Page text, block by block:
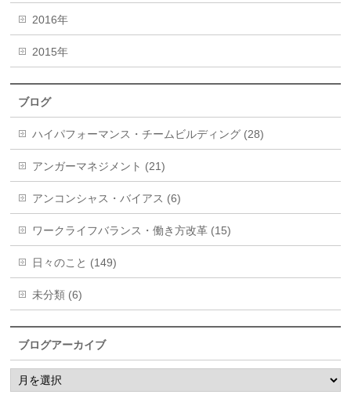
2016年
2015年
ブログ
ハイパフォーマンス・チームビルディング (28)
アンガーマネジメント (21)
アンコンシャス・バイアス (6)
ワークライフバランス・働き方改革 (15)
日々のこと (149)
未分類 (6)
ブログアーカイブ
ブ
ロ
グ